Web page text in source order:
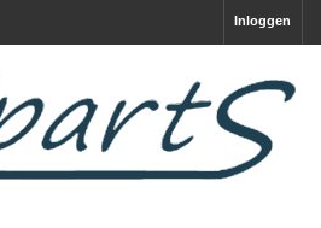
Inloggen